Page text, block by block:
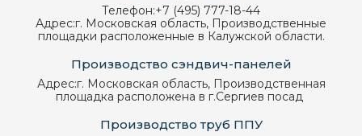
Телефон:+7 (495) 777-18-44
Адрес:г. Московская область, Производственные
площадки расположенные в Калужской области.
Производство сэндвич-панелей
Адрес:г. Московская область, Производственная
площадка расположена в г.Сергиев посад
Производство труб ППУ